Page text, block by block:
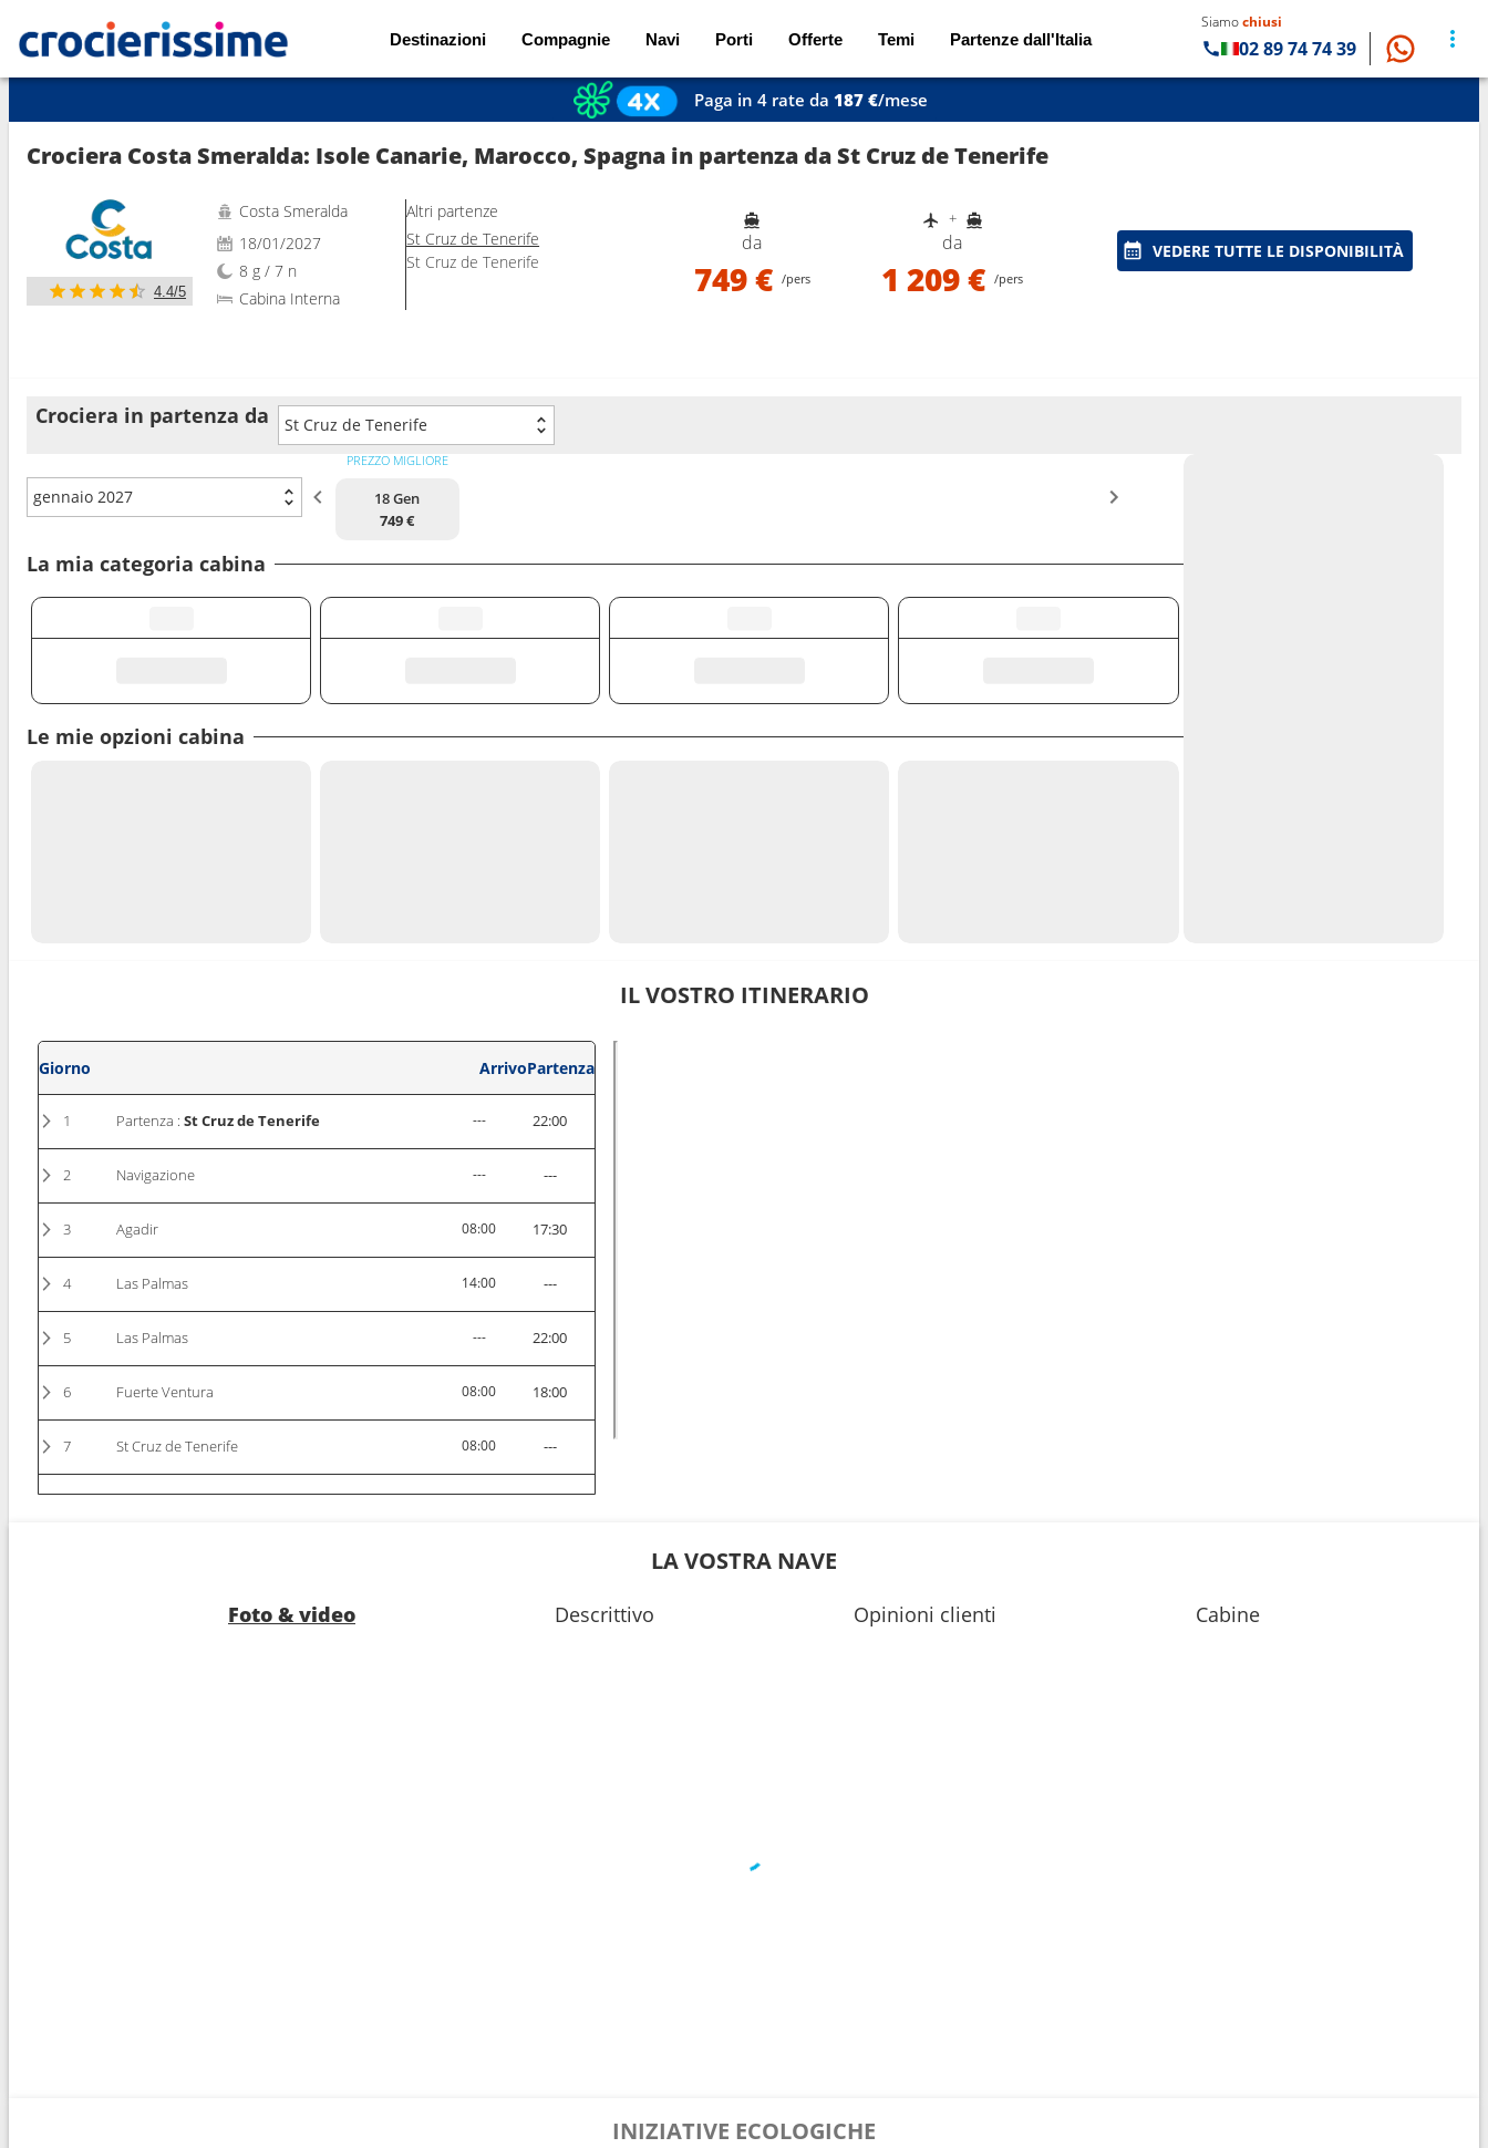
Destinazioni Compagnie Navi Porti Offerte Temi Partenze dall'Italia
Siamochiusi
02 89 74 74 39
Mostra le altre 81 foto
Paga in 4 rate da 187 €/mese
Crociera Costa Smeralda: Isole Canarie, Marocco, Spagna in partenza da St Cruz de Tenerife
4.4/5
Costa Smeralda
18/01/2027
8 g / 7 n
Cabina Interna
Altri partenze
St Cruz de Tenerife
St Cruz de Tenerife
da
749 € /pers
+
da
1 209 € /pers
VEDERE TUTTE LE DISPONIBILITÀ
Crociera in partenza da St Cruz de Tenerife
gennaio 2027
PREZZO MIGLIORE
18 Gen
749 €
La mia categoria cabina
Le mie opzioni cabina
IL VOSTRO ITINERARIO
Giorno ArrivoPartenza
1 Partenza : St Cruz de Tenerife --- 22:00
2 Navigazione --- ---
3 Agadir 08:00 17:30
4 Las Palmas 14:00 ---
5 Las Palmas --- 22:00
6 Fuerte Ventura 08:00 18:00
7 St Cruz de Tenerife 08:00 ---
8 Arrivo :St Cruz de Tenerife --- ---
LA VOSTRA NAVE
Foto & video Descrittivo Opinioni clienti Cabine
INIZIATIVE ECOLOGICHE